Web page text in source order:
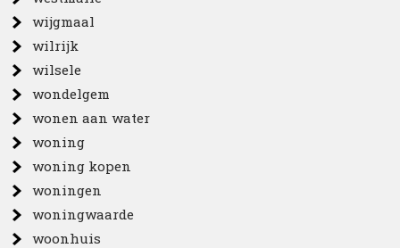
wijgmaal
wilrijk
wilsele
wondelgem
wonen aan water
woning
woning kopen
woningen
woningwaarde
woonhuis